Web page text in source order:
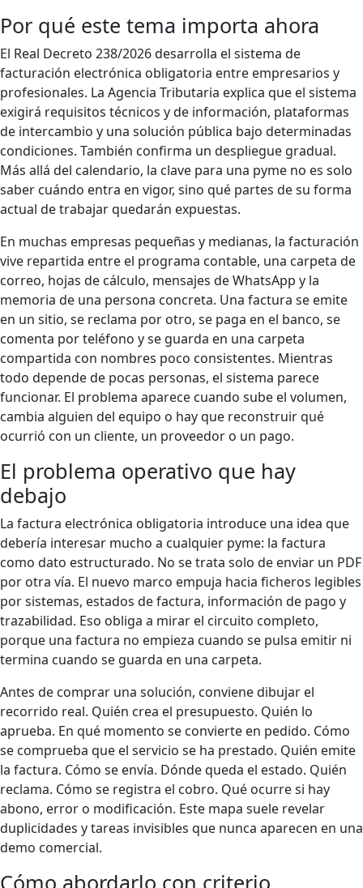
Por qué este tema importa ahora
El Real Decreto 238/2026 desarrolla el sistema de
facturación electrónica obligatoria entre empresarios y
profesionales. La Agencia Tributaria explica que el sistema
exigirá requisitos técnicos y de información, plataformas
de intercambio y una solución pública bajo determinadas
condiciones. También confirma un despliegue gradual.
Más allá del calendario, la clave para una pyme no es solo
saber cuándo entra en vigor, sino qué partes de su forma
actual de trabajar quedarán expuestas.
En muchas empresas pequeñas y medianas, la facturación
vive repartida entre el programa contable, una carpeta de
correo, hojas de cálculo, mensajes de WhatsApp y la
memoria de una persona concreta. Una factura se emite
en un sitio, se reclama por otro, se paga en el banco, se
comenta por teléfono y se guarda en una carpeta
compartida con nombres poco consistentes. Mientras
todo depende de pocas personas, el sistema parece
funcionar. El problema aparece cuando sube el volumen,
cambia alguien del equipo o hay que reconstruir qué
ocurrió con un cliente, un proveedor o un pago.
El problema operativo que hay
debajo
La factura electrónica obligatoria introduce una idea que
debería interesar mucho a cualquier pyme: la factura
como dato estructurado. No se trata solo de enviar un PDF
por otra vía. El nuevo marco empuja hacia ficheros legibles
por sistemas, estados de factura, información de pago y
trazabilidad. Eso obliga a mirar el circuito completo,
porque una factura no empieza cuando se pulsa emitir ni
termina cuando se guarda en una carpeta.
Antes de comprar una solución, conviene dibujar el
recorrido real. Quién crea el presupuesto. Quién lo
aprueba. En qué momento se convierte en pedido. Cómo
se comprueba que el servicio se ha prestado. Quién emite
la factura. Cómo se envía. Dónde queda el estado. Quién
reclama. Cómo se registra el cobro. Qué ocurre si hay
abono, error o modificación. Este mapa suele revelar
duplicidades y tareas invisibles que nunca aparecen en una
demo comercial.
Cómo abordarlo con criterio